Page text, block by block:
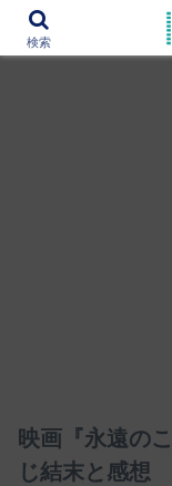
12000作品を紹
映画『永遠の
じ結末と感想
検索